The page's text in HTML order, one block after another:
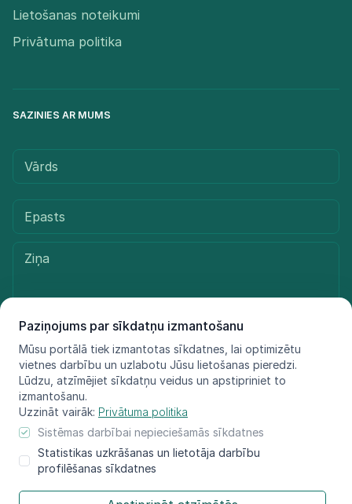
Paziņojums par sīkdatņu izmantošanu
Mūsu portālā tiek izmantotas sīkdatnes, lai optimizētu
vietnes darbību un uzlabotu Jūsu lietošanas pieredzi.
Lūdzu, atzīmējiet sīkdatņu veidus un apstipriniet to
izmantošanu.
Uzzināt vairāk: Privātuma politika
Sistēmas darbībai nepieciešamās sīkdatnes
Statistikas uzkrāšanas un lietotāja darbību
profilēšanas sīkdatnes
Lietošanas noteikumi
Privātuma politika
SAZINIES AR MUMS
Sūtīt ziņu
redzējumu, Eiropas Klimata, infrastruktūras
un vides izpildaģentūra nav atbildīga par šeit sniegtās informācijas